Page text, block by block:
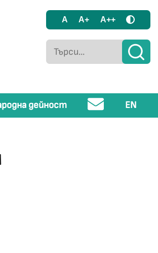
A A+ A++
дейност EN